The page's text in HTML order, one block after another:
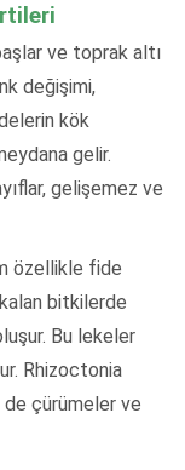
ve toprak altı
değişimi,
kök
gelir.
gelişemez ve
özellikle fide
bitkilerde
Bu lekeler
Rhizoctonia
de çürümeler ve